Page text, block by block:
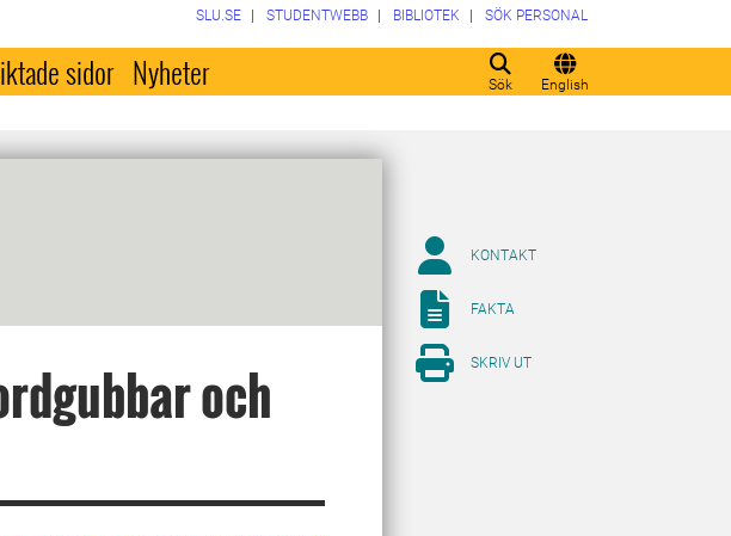
Sök English
SLU.SE STUDENTWEBB BIBLIOTEK SÖK PERSONAL
sidor Nyheter
och
KONTAKT
FAKTA
SKRIV UT